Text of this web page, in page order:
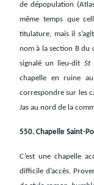
de dépopulation
même temps que
titulature, mais il
nom à la section B du
signalé un lieu-dit St
chapelle en ruine
correspondre sur les
Jas au nord de la
550. Chapelle Saint-
C’est une chapelle
difficile d’accès.